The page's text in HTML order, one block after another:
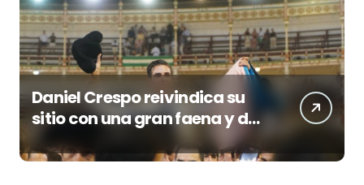
Daniel Crespo reivindica su
sitio con una gran faena y dos
orejas